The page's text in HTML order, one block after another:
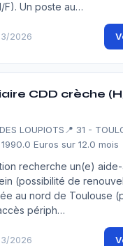
F). Un poste au…
2026
CDD crèche
LOUPIOTS 📍 31 -
Euros sur 12.0 mois
recherche un(e)
(possibilité de
au nord de Toulouse
périph…
2026